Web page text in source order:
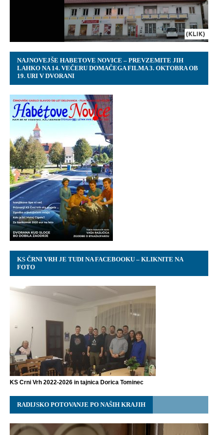
NAJNOVEJŠE HABETOVE NOVICE – PREVZEMITE JIH
LAHKO NA 14. VEČERU DOMAČEGA FILMA 3. OKTOBRA OB
19. URI V DVORANI
KS ČRNI VRH JE TUDI NA FACEBOOKU – KLIKNITE NA
FOTO
KS Crni Vrh 2022-2026 in tajnica Dorica Tominec
RADIJSKO POTOVANJE PO NAŠIH KRAJIH